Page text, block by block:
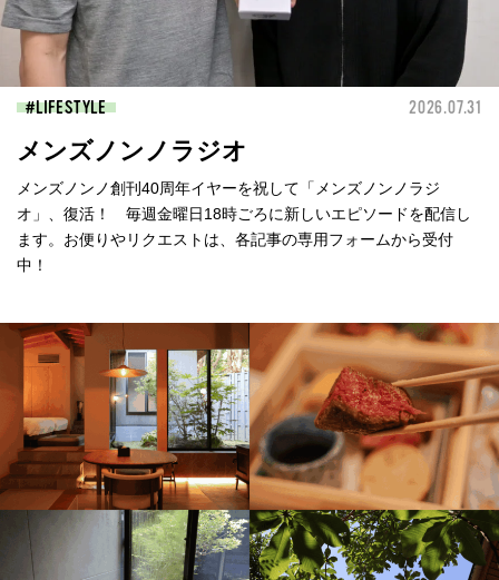
LIFESTYLE 2026.07.31
メンズノンノラジオ
メンズノンノ創刊40周年イヤーを祝して「メンズノンノラジ
オ」、復活！ 毎週金曜日18時ごろに新しいエピソードを配信し
ます。お便りやリクエストは、各記事の専用フォームから受付
中！